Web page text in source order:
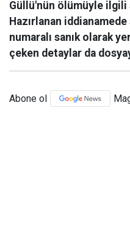
Güllü'nün ölümüyle ilgili
Hazırlanan iddianamede
numaralı sanık olarak
çeken detaylar da
Abone ol